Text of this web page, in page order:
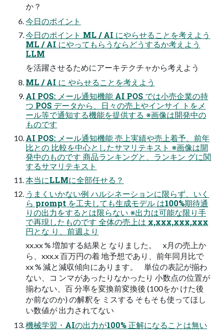
か？
今日のポイント
今日のポイント ML / AI にやらせることを考えよう
ML / AI にやってもらうならどうするか考えよう
LLM
を活躍させるためにアーキテクチャから考えよう
ML / AI に やらせることを考えよう
AI POS: メール通知機能 AI POS では小売企業の持
つ POS データから、日々の売上やインサイ トをメ
ール等で通知する機能を提供する ※画像は開発中の
ものです
AI POS: メール通知機能 売上実績や売上着予、前年
比との 比較を中心としたサマリテキスト ※画像は開
発中のものです 商品ランキングと、ランキン グに関
するサマリテキスト
本当にLLMに全部任せる？
うまくいかない例 ハルシネーションに限らず、いく
ら prompt を工夫しても生成モデル は100%期待通
りの出力をするとは限らない ※出力は可能な限り手
で再現したものです 全体の売上は x,xxx,xxx,xxx
円とな り、前週より
xx.xx % 増加する結果と なりました。 x月の売上か
ら、xxx.x 百万円の着 地予想であり、前年同月比で
xx % 減と減収傾向にあります。 単位の表記が揃わ
ない、コ ンマがあったりなかったり 小数点の位置が
揃わない、百 分率を変換前変換後 (100をか けた後
か前なのか) の解釈を ミスする そもそも使ってほし
い数値が 出力されてない
機械学習・AIの出力が100% 正解になることは無い